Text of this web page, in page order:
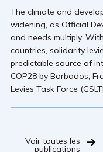
The climate and
widening, as Official
and needs multiply.
countries, solidarity
predictable source of
COP28 by Barbados,
Levies Task Force
Voir toutes les
publications